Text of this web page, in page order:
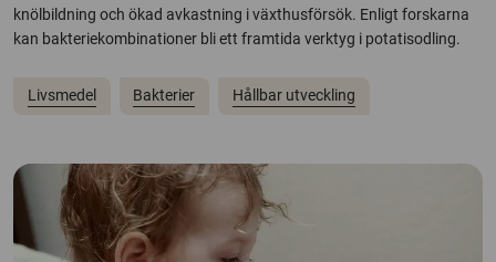
knölbildning och ökad avkastning i växthusförsök. Enligt forskarna
kan bakteriekombinationer bli ett framtida verktyg i potatisodling.
Livsmedel Bakterier Hållbar utveckling